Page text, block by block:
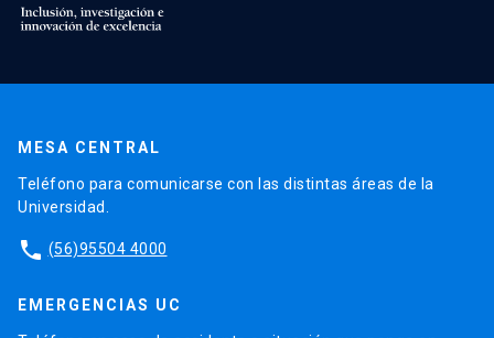
MESA CENTRAL
Teléfono para comunicarse con las distintas áreas de la
Universidad.
phone (56)95504 4000
EMERGENCIAS UC